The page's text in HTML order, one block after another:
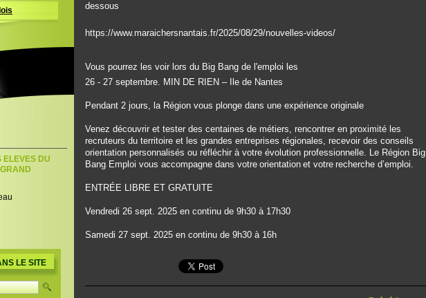
dessous
https://www.maraichersnantais.fr/2025/08/29/nouvelles-videos/
Vous pourrez les voir lors du Big Bang de l'emploi les
26 - 27 septembre. MIN DE RIEN – Ile de Nantes
Pendant 2 jours, la Région vous plonge dans une expérience originale
Venez découvrir et tester des centaines de métiers, rencontrer en proximité les
recruteurs du territoire et les grandes entreprises régionales, recevoir des conseils
orientation personnalisés ou réfléchir à votre évolution professionnelle. Le Région Big
Bang Emploi vous accompagne dans votre orientation et votre recherche d’emploi.
ENTRÉE LIBRE ET GRATUITE
Vendredi 26 sept. 2025 en continu de 9h30 à 17h30
Samedi 27 sept. 2025 en continu de 9h30 à 16h
ELEVES DU
LE SITE